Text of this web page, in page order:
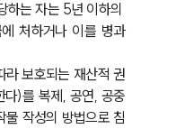
는 자는 5년 이하의
처하거나 이를 병과
라 보호되는 재산적 권
)를 복제, 공연, 공중
물 작성의 방법으로 침